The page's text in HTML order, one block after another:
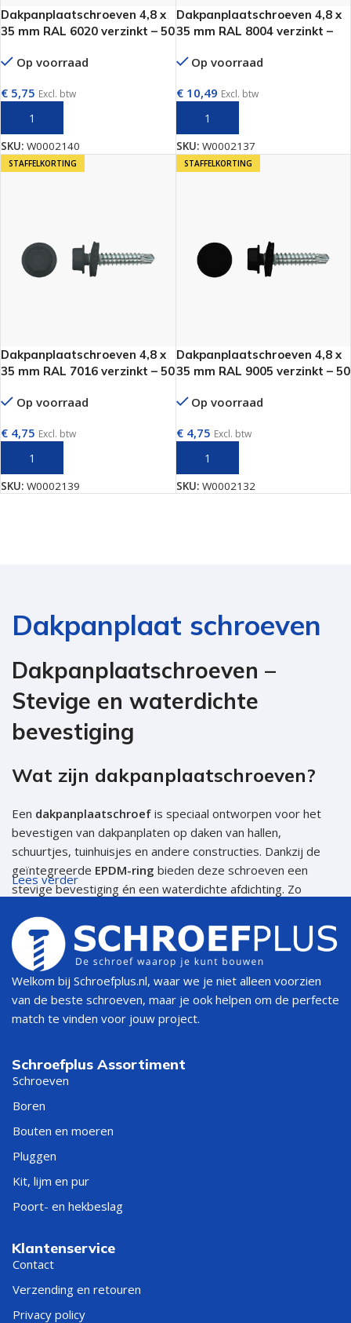
Dakpanplaatschroeven 4,8 x
35 mm RAL 6020 verzinkt – 50
Op voorraad
€ 5,75 Excl. btw
SKU: W0002140
Dakpanplaatschroeven 4,8 x
35 mm RAL 8004 verzinkt –
Op voorraad
€10,49 Excl. btw
SKU: W0002137
STAFFELKORTING
Dakpanplaatschroeven 4,8 x
35 mm RAL 7016 verzinkt – 50
Op voorraad
€ 4,75 Excl. btw
SKU: W0002139
STAFFELKORTING
Dakpanplaatschroeven 4,8 x
35 mm RAL 9005 verzinkt – 50
Op voorraad
€4,75 Excl. btw
SKU: W0002132
Dakpanplaat schroeven
Dakpanplaatschroeven –
Stevige en waterdichte
bevestiging
Wat zijn dakpanplaatschroeven?
Een dakpanplaatschroef is speciaal ontworpen voor het
bevestigen van dakpanplaten op daken van hallen,
schuurtjes, tuinhuisjes en andere constructies. Dankzij de
geïntegreerde EPDM-ring bieden deze schroeven een
stevige bevestiging én een waterdichte afdichting. Zo
en veilige dakconstructie.
Of je nu een nieuw dak legt of een renovatie uitvoert, onze
dakpanplaat schroevenzijn de ideale keuze voor een
langdurig resultaat.
dakpanplaatschroeven?
Waterdicht
Duurzaam – gemaakt van roestbestendig materiaal,
bestand tegen alle weersomstandigheden
Gebruiksvriendelijk
Flexibel– verkrijgbaar in verschillende lengtes, diameters
Type dakpanplaatschroeven bij
Schroefplus
Dakpanplaatschroeven met EPDM-ring in kleur
Lees verder
Welkom bij Schroefplus.nl, waar we je niet alleen voorzien
van de beste schroeven, maar je ook helpen om de perfecte
match te vinden voor jouw project.
Schroefplus Assortiment
Schroeven
Boren
Bouten en moeren
Pluggen
Kit, lijm en pur
Poort- en hekbeslag
Klantenservice
Contact
Verzending en retouren
Privacy policy